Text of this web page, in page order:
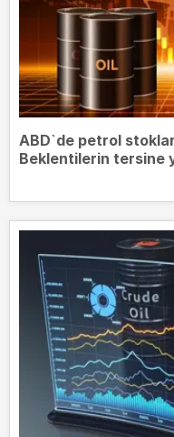
ABD`de petrol
Beklentilerin tersine